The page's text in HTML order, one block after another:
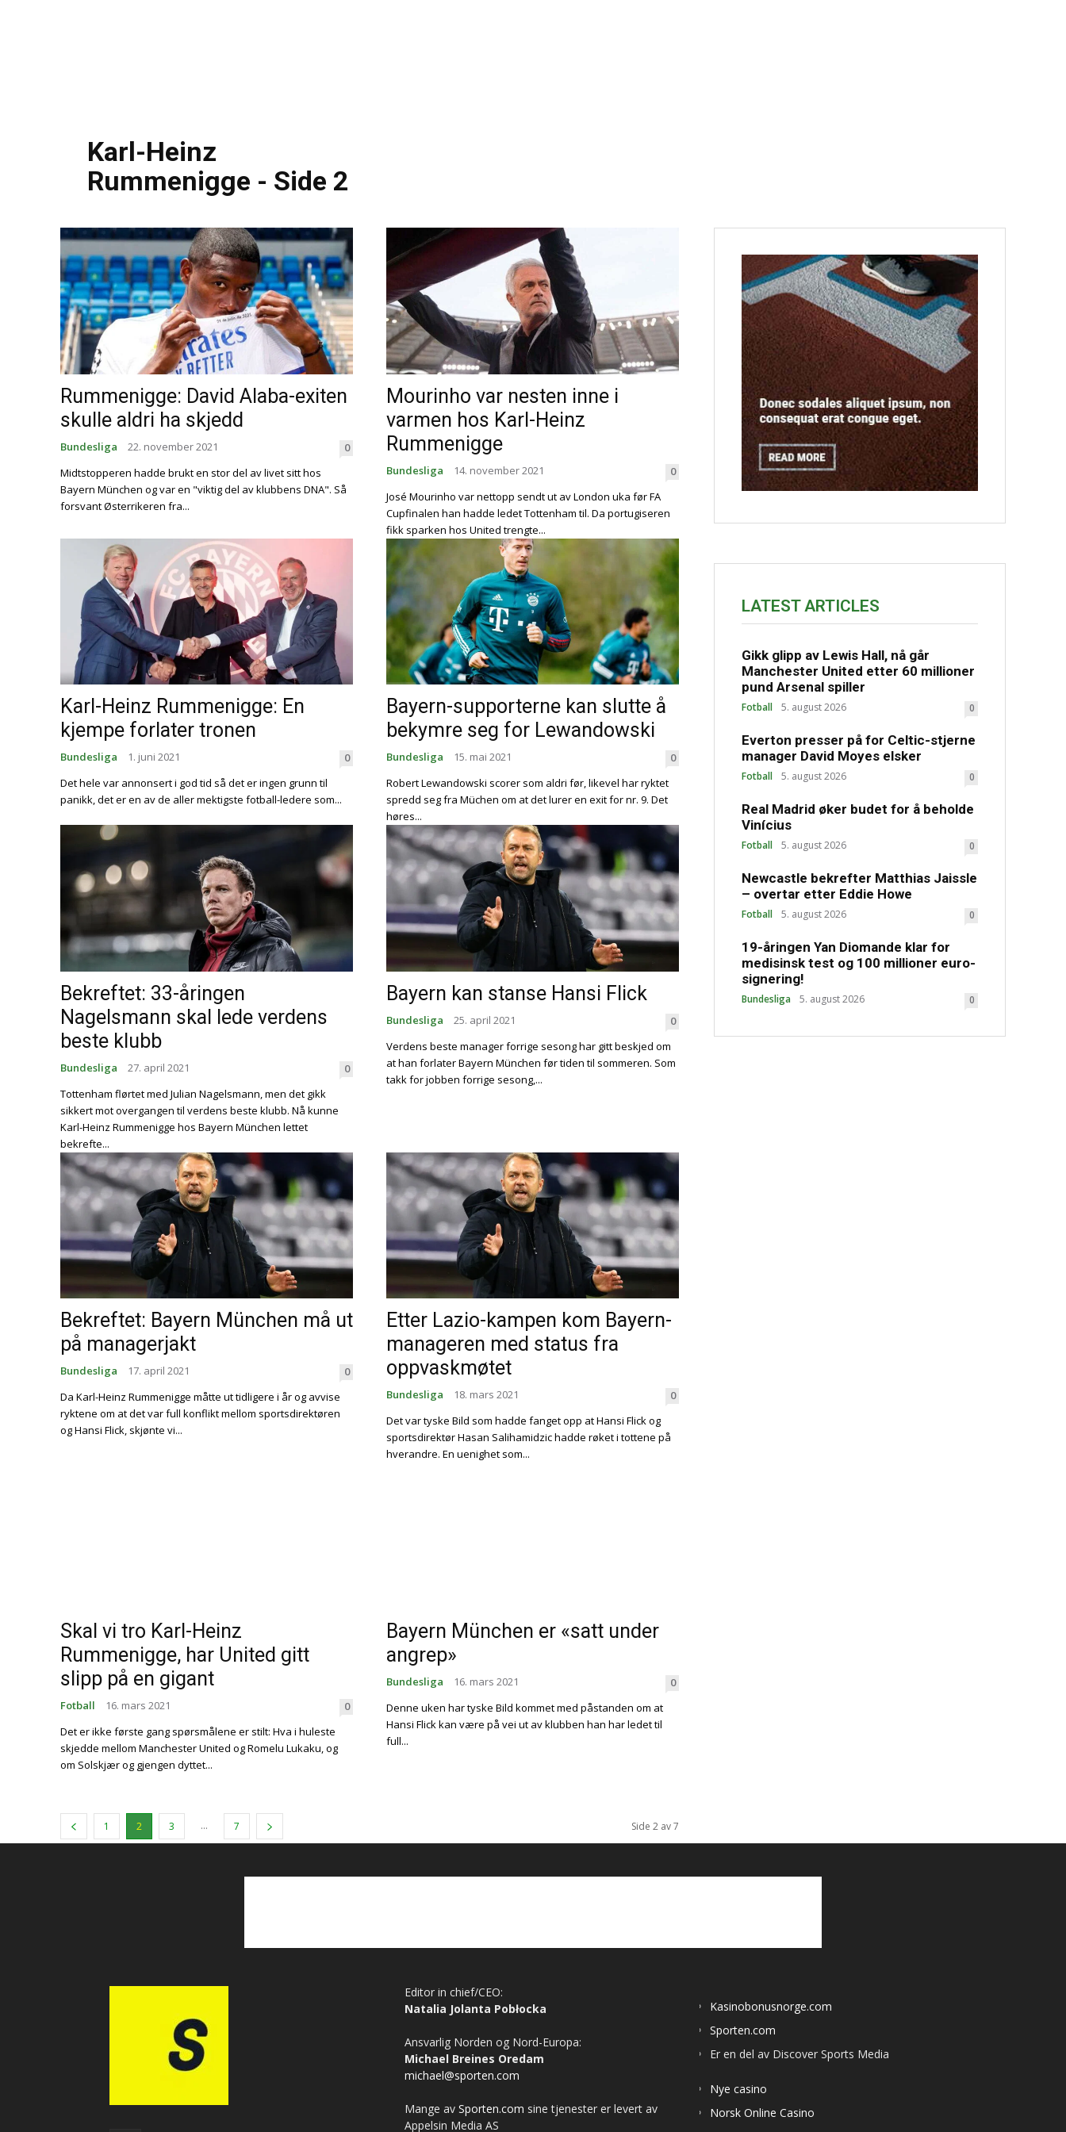
Karl-Heinz
Rummenigge - Side 2
Rummenigge: David Alaba-exiten
skulle aldri ha skjedd
Bundesliga 22. november 2021
0
Midtstopperen hadde brukt en stor del av livet sitt hos
Bayern München og var en "viktig del av klubbens DNA". Så
forsvant Østerrikeren fra...
Mourinho var nesten inne i
varmen hos Karl-Heinz
Rummenigge
Bundesliga 14. november 2021
0
José Mourinho var nettopp sendt ut av London uka før FA
Cupfinalen han hadde ledet Tottenham til. Da portugiseren
fikk sparken hos United trengte...
Karl-Heinz Rummenigge: En
kjempe forlater tronen
Bundesliga 1. juni 2021
0
Det hele var annonsert i god tid så det er ingen grunn til
panikk, det er en av de aller mektigste fotball-ledere som...
Bayern-supporterne kan slutte å
bekymre seg for Lewandowski
Bundesliga 15. mai 2021
0
Robert Lewandowski scorer som aldri før, likevel har ryktet
spredd seg fra Müchen om at det lurer en exit for nr. 9. Det
høres...
Bekreftet: 33-åringen
Nagelsmann skal lede verdens
beste klubb
Bundesliga 27. april 2021
0
Tottenham flørtet med Julian Nagelsmann, men det gikk
sikkert mot overgangen til verdens beste klubb. Nå kunne
Karl-Heinz Rummenigge hos Bayern München lettet
bekrefte...
Bayern kan stanse Hansi Flick
Bundesliga 25. april 2021
0
Verdens beste manager forrige sesong har gitt beskjed om
at han forlater Bayern München før tiden til sommeren. Som
takk for jobben forrige sesong,...
Bekreftet: Bayern München må ut
på managerjakt
Bundesliga 17. april 2021
0
Da Karl-Heinz Rummenigge måtte ut tidligere i år og avvise
ryktene om at det var full konflikt mellom sportsdirektøren
og Hansi Flick, skjønte vi...
Etter Lazio-kampen kom Bayern-
manageren med status fra
oppvaskmøtet
Bundesliga 18. mars 2021
0
Det var tyske Bild som hadde fanget opp at Hansi Flick og
sportsdirektør Hasan Salihamidzic hadde røket i tottene på
hverandre. En uenighet som...
Skal vi tro Karl-Heinz
Rummenigge, har United gitt
slipp på en gigant
Fotball 16. mars 2021
0
Det er ikke første gang spørsmålene er stilt: Hva i huleste
skjedde mellom Manchester United og Romelu Lukaku, og
om Solskjær og gjengen dyttet...
Bayern München er «satt under
angrep»
Bundesliga 16. mars 2021
0
Denne uken har tyske Bild kommet med påstanden om at
Hansi Flick kan være på vei ut av klubben han har ledet til
full...
1 2 3 ... 7 Side 2 av 7
LATEST ARTICLES
Gikk glipp av Lewis Hall, nå går
Manchester United etter 60 millioner
pund Arsenal spiller
Fotball 5. august 2026 0
Everton presser på for Celtic-stjerne
manager David Moyes elsker
Fotball 5. august 2026 0
Real Madrid øker budet for å beholde
Vinícius
Fotball 5. august 2026 0
Newcastle bekrefter Matthias Jaissle
– overtar etter Eddie Howe
Fotball 5. august 2026 0
19-åringen Yan Diomande klar for
medisinsk test og 100 millioner euro-
signering!
Bundesliga 5. august 2026 0
Editor in chief/CEO:
Natalia Jolanta Pobłocka
Ansvarlig Norden og Nord-Europa:
Michael Breines Oredam
michael@sporten.com
Mange av Sporten.com sine tjenester er levert av
Appelsin Media AS
Kasinobonusnorge.com
Sporten.com
Er en del av Discover Sports Media
Nye casino
Norsk Online Casino